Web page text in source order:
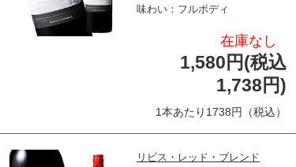
味わい：フルボディ
在庫なし
1,580円(税込
1,738円)
1本あたり1738円（税込）
リビス・レッド・ブレンド